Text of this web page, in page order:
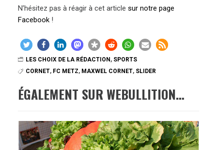
N’hésitez pas à réagir à cet articlesur notre page
Facebook !
LES CHOIX DE LA RÉDACTION, SPORTS
CORNET, FC METZ, MAXWEL CORNET, SLIDER
ÉGALEMENT SUR WEBULLITION…